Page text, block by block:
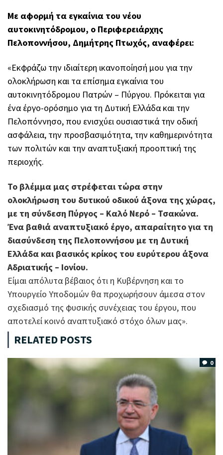
Με αφορμή τα εγκαίνια του νέου
αυτοκινητόδρομου, ο Περιφερειάρχης
Πελοποννήσου, Δημήτρης Πτωχός, αναφέρει:
«Εκφράζω την ιδιαίτερη ικανοποίησή μου για την
ολοκλήρωση και τα επίσημα εγκαίνια του
αυτοκινητόδρομου Πατρών – Πύργου. Πρόκειται για
ένα έργο-ορόσημο για τη Δυτική Ελλάδα και την
Πελοπόννησο, που ενισχύει ουσιαστικά την οδική
ασφάλεια, την προσβασιμότητα, την καθημερινότητα
των πολιτών και την αναπτυξιακή προοπτική της
περιοχής.
Το βλέμμα μας στρέφεται τώρα στην
ολοκλήρωση του δυτικού οδικού άξονα της χώρας,
με τη σύνδεση Πύργος – Καλό Νερό – Τσακώνα.
Ένα βαθιά αναπτυξιακό έργο, απαραίτητο για τη
διασύνδεση της Πελοποννήσου με τη Δυτική
Ελλάδα και βασικός κρίκος του ευρύτερου άξονα
Αδριατικής – Ιονίου.
Είμαι απόλυτα βέβαιος ότι η Κυβέρνηση και το
Υπουργείο Υποδομών θα προχωρήσουν άμεσα στον
σχεδιασμό της φυσικής συνέχειας του έργου, που
αποτελεί κοινό αναπτυξιακό στόχο όλων μας».
RELATED POSTS
0